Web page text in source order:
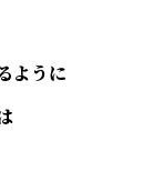
ように